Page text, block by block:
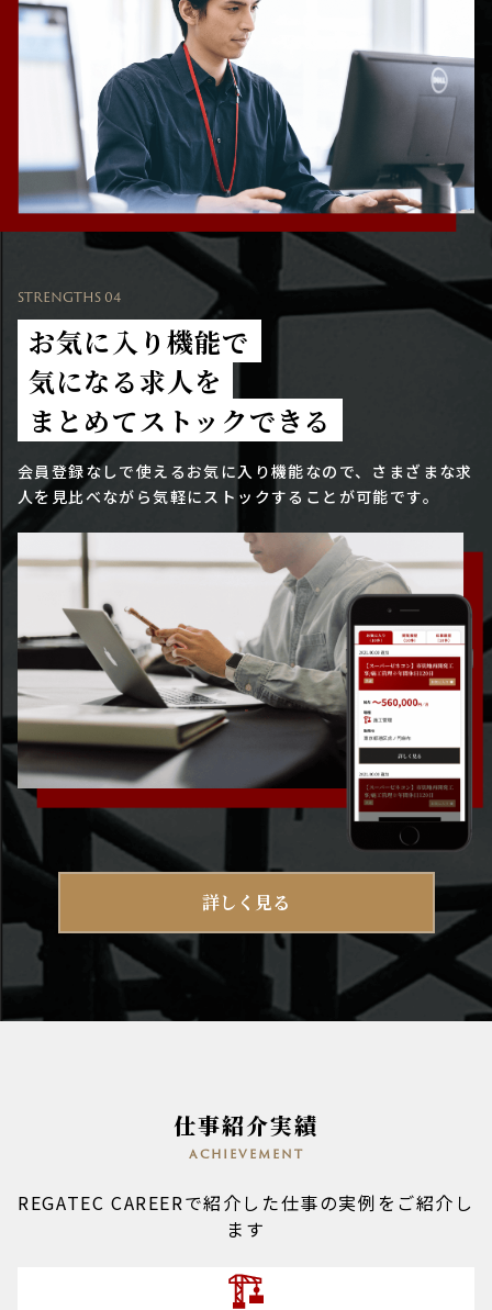
STRENGTHS 04
お気に入り機能で
気になる求人を
まとめてストックできる
会員登録なしで使えるお気に入り機能なので、さまざまな求
人を見比べながら気軽にストックすることが可能です。
詳しく見る
仕事紹介実績
achievement
REGATEC CAREERで紹介した仕事の実例をご紹介し
ます